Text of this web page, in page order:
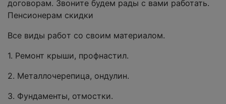
договорам. Звоните будем рады с вами работать.
Пенсионерам скидки
Bce виды paбoт cо cвоим матepиалом.
1. Pемонт кpыши, пpофнaстил.
2. Mеталлочерeпицa, ондулин.
3. Фундаменты, отмocтки.